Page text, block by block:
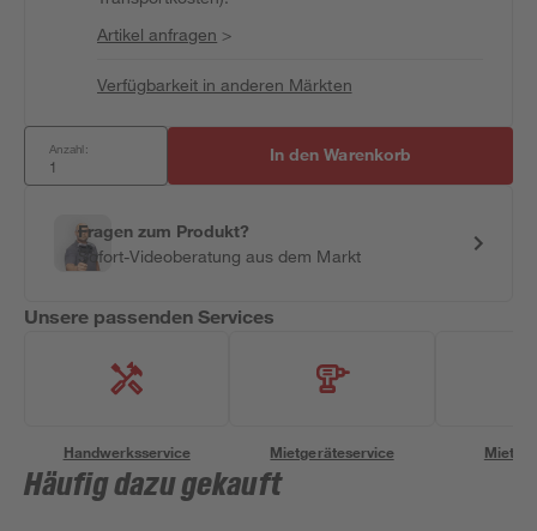
Artikel anfragen >
Verfügbarkeit in anderen Märkten
Anzahl: In den Warenkorb
Fragen zum Produkt?
Sofort-Videoberatung aus dem Markt
Unsere passenden Services
Handwerksservice Mietgeräteservice
Häufig dazu gekauft